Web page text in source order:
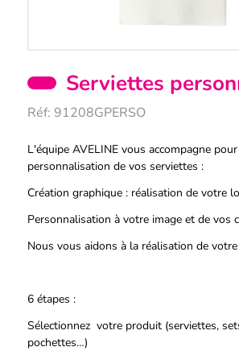
Serviettes
Réf: 91208GPERSO
Description
L'équipe AVELINE vous accompagne
personnalisation de vos serviettes :
Création graphique : réalisation de votre
Personnalisation à votre image et de vos
Nous vous aidons à la réalisation de
6 étapes :
Sélectionnez votre produit (serviettes,
pochettes…)